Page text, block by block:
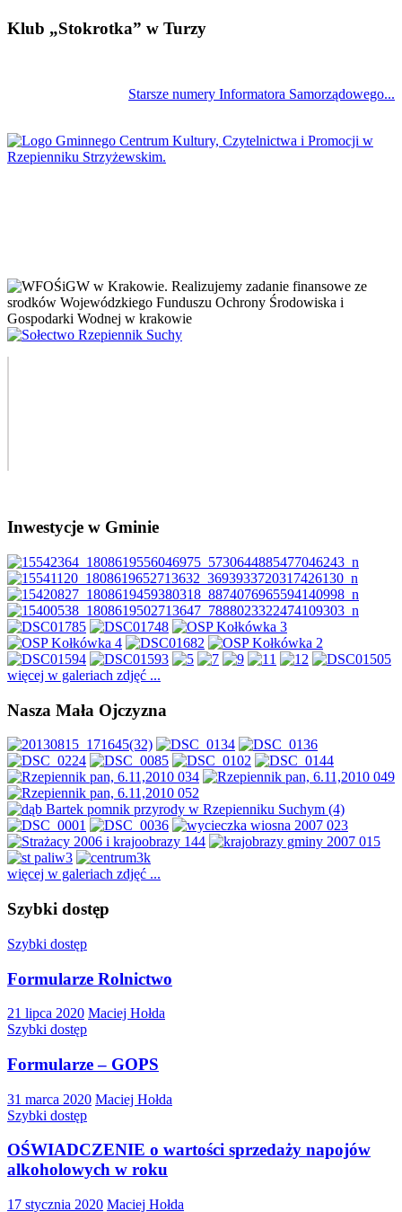
Klub „Stokrotka” w Turzy
Starsze numery Informatora Samorządowego...
Inwestycje w Gminie
więcej w galeriach zdjęć ...
Nasza Mała Ojczyzna
więcej w galeriach zdjęć ...
Szybki dostęp
Szybki dostęp
Formularze Rolnictwo
21 lipca 2020 Maciej Hołda
Szybki dostęp
Formularze – GOPS
31 marca 2020 Maciej Hołda
Szybki dostęp
OŚWIADCZENIE o wartości sprzedaży napojów
alkoholowych w roku
17 stycznia 2020 Maciej Hołda